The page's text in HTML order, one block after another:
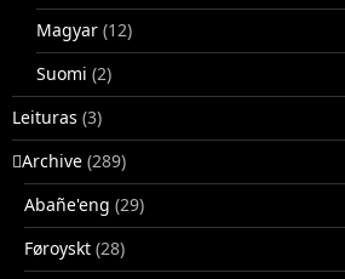
Magyar (12)
Suomi (2)
Leituras (3)
􏿽Archive (289)
Abañe'eng (29)
Føroyskt (28)